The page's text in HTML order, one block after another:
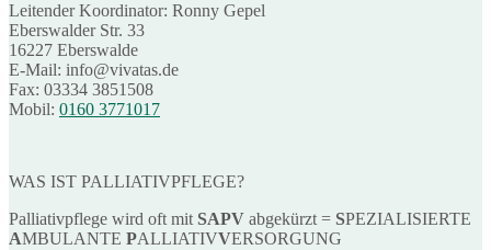
Leitender Koordinator: Ronny Gepel
Eberswalder Str. 33
16227 Eberswalde
E-Mail: info@vivatas.de
Fax: 03334 3851508
Mobil: 0160 3771017
WAS IST PALLIATIVPFLEGE?
Palliativpflege wird oft mit SAPV abgekürzt = SPEZIALISIERTE
AMBULANTE PALLIATIVVERSORGUNG